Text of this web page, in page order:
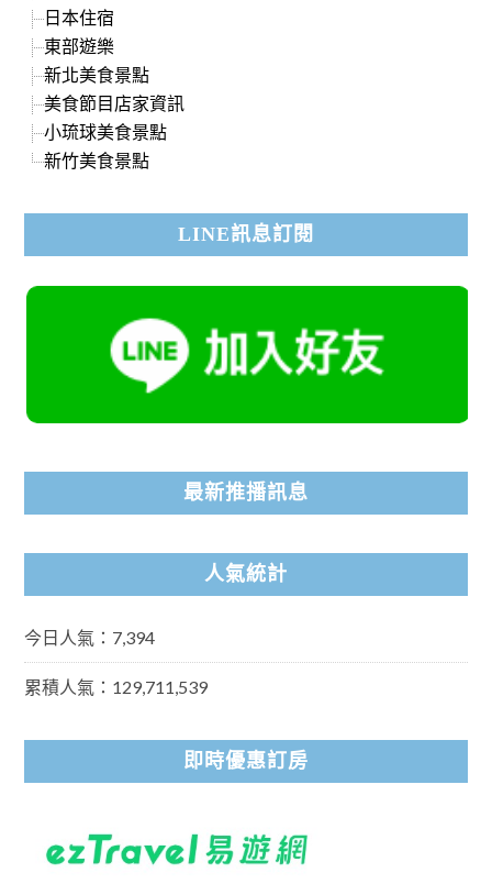
日本住宿
東部遊樂
新北美食景點
美食節目店家資訊
小琉球美食景點
新竹美食景點
LINE訊息訂閱
最新推播訊息
人氣統計
今日人氣：7,394
累積人氣：129,711,539
即時優惠訂房